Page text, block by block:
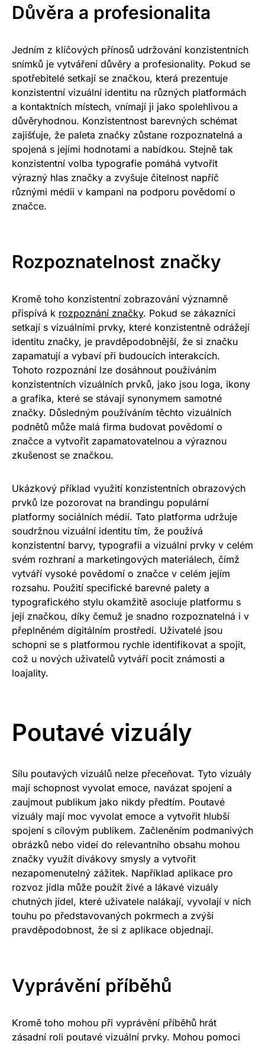
Důvěra a profesionalita
Jedním z klíčových přínosů udržování konzistentních
snímků je vytváření důvěry a profesionality. Pokud se
spotřebitelé setkají se značkou, která prezentuje
konzistentní vizuální identitu na různých platformách
a kontaktních místech, vnímají ji jako spolehlivou a
důvěryhodnou. Konzistentnost barevných schémat
zajišťuje, že paleta značky zůstane rozpoznatelná a
spojená s jejími hodnotami a nabídkou. Stejně tak
konzistentní volba typografie pomáhá vytvořit
výrazný hlas značky a zvyšuje čitelnost napříč
různými médii v kampani na podporu povědomí o
značce.
Rozpoznatelnost značky
Kromě toho konzistentní zobrazování významně
přispívá k rozpoznání značky. Pokud se zákazníci
setkají s vizuálními prvky, které konzistentně odrážejí
identitu značky, je pravděpodobnější, že si značku
zapamatují a vybaví při budoucích interakcích.
Tohoto rozpoznání lze dosáhnout používáním
konzistentních vizuálních prvků, jako jsou loga, ikony
a grafika, které se stávají synonymem samotné
značky. Důsledným používáním těchto vizuálních
podnětů může malá firma budovat povědomí o
značce a vytvořit zapamatovatelnou a výraznou
zkušenost se značkou.
Ukázkový příklad využití konzistentních obrazových
prvků lze pozorovat na brandingu populární
platformy sociálních médií. Tato platforma udržuje
soudržnou vizuální identitu tím, že používá
konzistentní barvy, typografii a vizuální prvky v celém
svém rozhraní a marketingových materiálech, čímž
vytváří vysoké povědomí o značce v celém jejím
rozsahu. Použití specifické barevné palety a
typografického stylu okamžitě asociuje platformu s
její značkou, díky čemuž je snadno rozpoznatelná i v
přeplněném digitálním prostředí. Uživatelé jsou
schopni se s platformou rychle identifikovat a spojit,
což u nových uživatelů vytváří pocit známosti a
loajality.
Poutavé vizuály
Sílu poutavých vizuálů nelze přeceňovat. Tyto vizuály
mají schopnost vyvolat emoce, navázat spojení a
zaujmout publikum jako nikdy předtím. Poutavé
vizuály mají moc vyvolat emoce a vytvořit hlubší
spojení s cílovým publikem. Začleněním podmanivých
obrázků nebo videí do relevantního obsahu mohou
značky využít divákovy smysly a vytvořit
nezapomenutelný zážitek. Například aplikace pro
rozvoz jídla může použít živé a lákavé vizuály
chutných jídel, které uživatele nalákají, vyvolají v nich
touhu po představovaných pokrmech a zvýší
pravděpodobnost, že si z aplikace objednají.
Vyprávění příběhů
Kromě toho mohou při vyprávění příběhů hrát
zásadní roli poutavé vizuální prvky. Mohou pomoci